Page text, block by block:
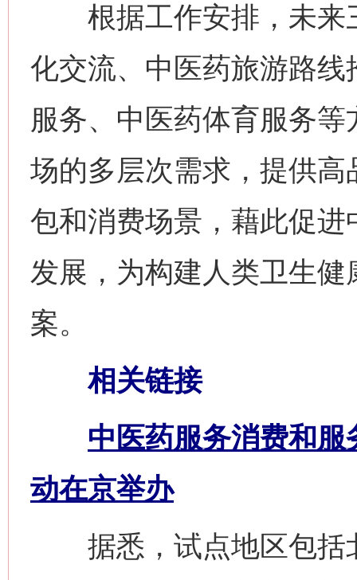
根据工作安排，未来
化交流、中医药旅游路
服务、中医药体育服务
场的多层次需求，提供
包和消费场景，藉此促
发展，为构建人类卫生
案。
相关链接
中医药服务消费和
动在京举办
据悉，试点地区包括